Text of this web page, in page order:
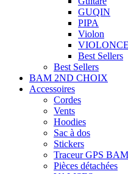
GUQIN
PIPA
Violon
Best Sellers
Best Sellers
BAM 2ND CHOIX
Accessoires
Cordes
Vents
Hoodies
Sac à dos
Stickers
Traceur GPS BAM
Pièces détachées